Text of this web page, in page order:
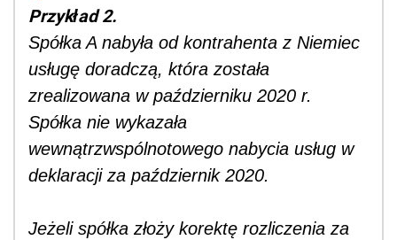
Przykład 2.
Spółka A nabyła od kontrahenta z Niemiec
usługę doradczą, która została
zrealizowana w październiku 2020 r.
Spółka nie wykazała
wewnątrzwspólnotowego nabycia usług w
deklaracji za październik 2020.
Jeżeli spółka złoży korektę rozliczenia za